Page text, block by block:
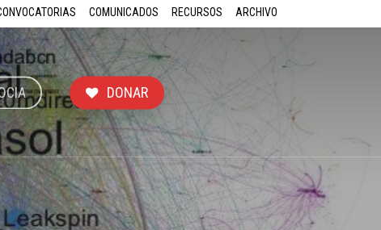
COMUNICADOS RECURSOS ARCHIVO
DONAR